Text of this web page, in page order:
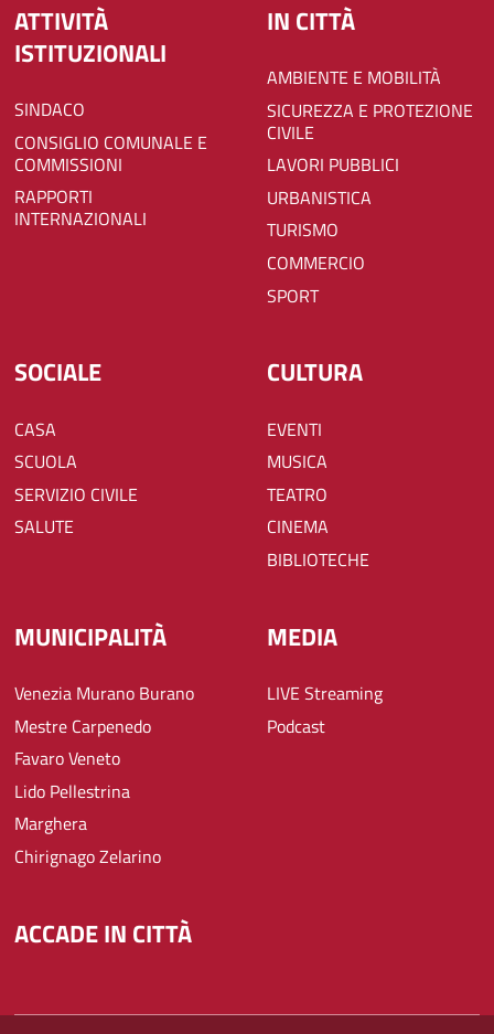
ATTIVITÀ
ISTITUZIONALI
SINDACO
CONSIGLIO COMUNALE E
COMMISSIONI
RAPPORTI
INTERNAZIONALI
IN CITTÀ
AMBIENTE E MOBILITÀ
SICUREZZA E PROTEZIONE
CIVILE
LAVORI PUBBLICI
URBANISTICA
TURISMO
COMMERCIO
SPORT
SOCIALE
CASA
SCUOLA
SERVIZIO CIVILE
SALUTE
CULTURA
EVENTI
MUSICA
TEATRO
CINEMA
BIBLIOTECHE
MUNICIPALITÀ
Venezia Murano Burano
Mestre Carpenedo
Favaro Veneto
Lido Pellestrina
Marghera
Chirignago Zelarino
MEDIA
LIVE Streaming
Podcast
ACCADE IN CITTÀ